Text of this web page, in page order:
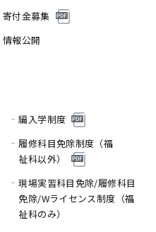
寄付金募集
情報公開
編入学制度
履修科目免除制度（福
祉科以外）
現場実習科目免除/履修科目
免除/Wライセンス制度（福
祉科のみ）